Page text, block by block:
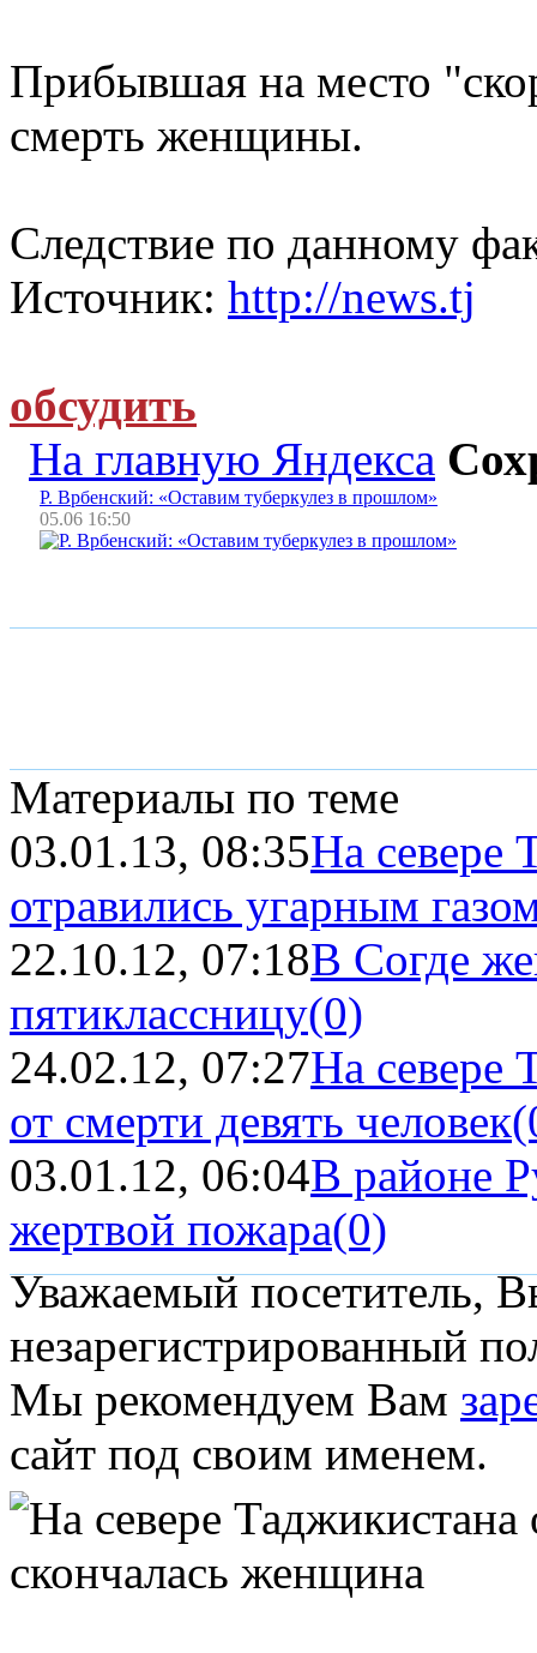
Прибывшая на место
смерть женщины.
Следствие по данному
Источник: http://news.tj
обсудить
На главную Яндекса
Р. Врбенский: «Оставим туберкулез в прошлом»
05.06 16:50
Материалы по теме
03.01.13, 08:35На севере
отравились угарным
22.10.12, 07:18В Согде
пятиклассницу(0)
24.02.12, 07:27На севере
от смерти девять человек
03.01.12, 06:04В районе
жертвой пожара(0)
Уважаемый посетитель,
незарегистрированный
Мы рекомендуем Вам
сайт под своим именем.